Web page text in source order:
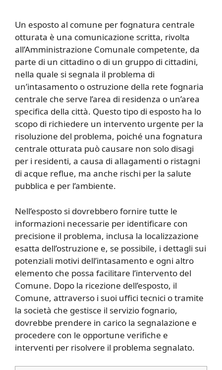
Un esposto al comune per fognatura centrale
otturata è una comunicazione scritta, rivolta
all’Amministrazione Comunale competente, da
parte di un cittadino o di un gruppo di cittadini,
nella quale si segnala il problema di
un’intasamento o ostruzione della rete fognaria
centrale che serve l’area di residenza o un’area
specifica della città. Questo tipo di esposto ha lo
scopo di richiedere un intervento urgente per la
risoluzione del problema, poiché una fognatura
centrale otturata può causare non solo disagi
per i residenti, a causa di allagamenti o ristagni
di acque reflue, ma anche rischi per la salute
pubblica e per l’ambiente.
Nell’esposto si dovrebbero fornire tutte le
informazioni necessarie per identificare con
precisione il problema, inclusa la localizzazione
esatta dell’ostruzione e, se possibile, i dettagli sui
potenziali motivi dell’intasamento e ogni altro
elemento che possa facilitare l’intervento del
Comune. Dopo la ricezione dell’esposto, il
Comune, attraverso i suoi uffici tecnici o tramite
la società che gestisce il servizio fognario,
dovrebbe prendere in carico la segnalazione e
procedere con le opportune verifiche e
interventi per risolvere il problema segnalato.